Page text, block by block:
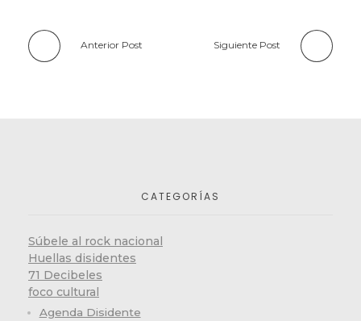
Anterior Post Siguiente Post
CATEGORÍAS
Súbele al rock nacional
Huellas disidentes
71 Decibeles
foco cultural
Agenda Disidente